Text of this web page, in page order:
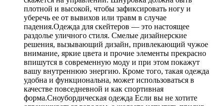
плотной и высокой, чтобы зафиксировать ногу и
уберечь ее от вывихов или травм в случае
падения.Одежда для скейтеров — это настоящее
раздолье уличного стиля. Смелые дизайнерские
решения, вызывающий дизайн, привлекающий чужое
внимание, яркие цвета и прочие элементы прекрасно
впишутся в современную моду и при этом покажут
вашу внутреннюю энергию. Кроме того, такая одежда
удобна и функциональна, может использоваться в
качестве повседневной и как спортивная
форма.Сноубордическая одежда Если вы не хотите